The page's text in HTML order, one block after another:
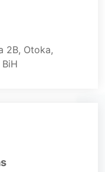
2B, Otoka,